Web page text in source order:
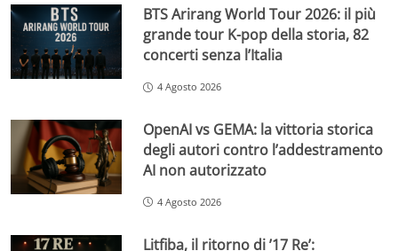
BTS Arirang World Tour 2026: il più
grande tour K-pop della storia, 82
concerti senza l’Italia
4 Agosto 2026
OpenAI vs GEMA: la vittoria storica
degli autori contro l’addestramento
AI non autorizzato
4 Agosto 2026
Litfiba, il ritorno di ’17 Re’: